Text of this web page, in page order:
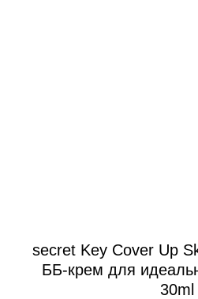
secret Key Cover Up
ББ-крем для
30ml